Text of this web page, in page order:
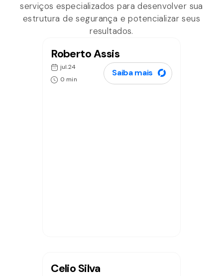
serviços especializados para desenvolver sua
estrutura de segurança e potencializar seus
resultados.
Roberto Assis
jul.24
0 min
Saiba mais
Celio Silva